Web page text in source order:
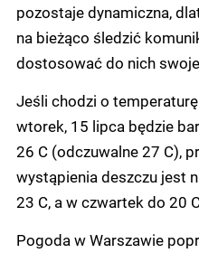
pozostaje dynamiczna,
na bieżąco śledzić
dostosować do nich
Jeśli chodzi o
wtorek, 15 lipca będzie
26 C (odczuwalne 27 C),
wystąpienia deszczu jest
23 C, a w czwartek do 20
Pogoda w Warszawie